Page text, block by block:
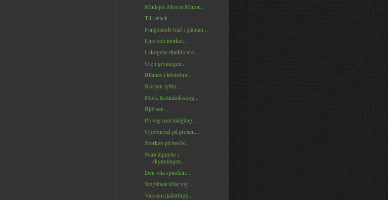
Mullsjös Morris Minor...
Till attack...
Fängslande träd i gläntan...
Ljus och mörker...
I skogens dunkla vrå...
Ute i gryningen...
Blåmes i höströnn...
Korpen lyfter...
Mörk Kolmårdsskog...
Björnen...
På väg mot målgång...
Uppburrad på grenen...
Storken på besök...
Nära älgmöte i
skymningen...
Den vita spindeln...
Steglitsen kliar sig...
Vaksam tjädertupp...